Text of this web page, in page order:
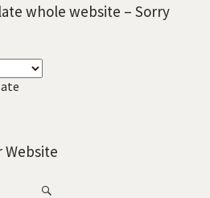
whole website – Sorry
Website